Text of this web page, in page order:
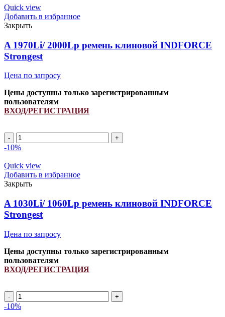
ремень
клиновой
INDFORCE
Strongest
quantity
Quick view
Добавить в избранное
Закрыть
A 1970Li/ 2000Lp ремень клиновой INDFORCE
Strongest
Цена по запросу
Цены доступны только зарегистрированным
пользователям
ВХОД/РЕГИСТРАЦИЯ
A
1970Li/
ремень
клиновой
INDFORCE
Strongest
quantity
-10%
Quick view
Добавить в избранное
Закрыть
A 1030Li/ 1060Lp ремень клиновой INDFORCE
Strongest
Цена по запросу
Цены доступны только зарегистрированным
пользователям
ВХОД/РЕГИСТРАЦИЯ
A
1030Li/
-10%